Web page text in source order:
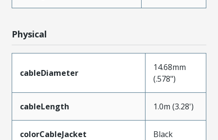
Physical
cableDiameter
14.68mm
(.578")
cableLength 1.0m (3.28')
colorCableJacket Black